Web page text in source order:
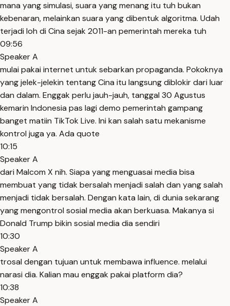
mana yang simulasi, suara yang menang itu tuh bukan
kebenaran, melainkan suara yang dibentuk algoritma. Udah
terjadi loh di Cina sejak 2011-an pemerintah mereka tuh
09:56
Speaker A
mulai pakai internet untuk sebarkan propaganda. Pokoknya
yang jelek-jelekin tentang Cina itu langsung diblokir dari luar
dan dalam. Enggak perlu jauh-jauh, tanggal 30 Agustus
kemarin Indonesia pas lagi demo pemerintah gampang
banget matiin TikTok Live. Ini kan salah satu mekanisme
kontrol juga ya. Ada quote
10:15
Speaker A
dari Malcom X nih. Siapa yang menguasai media bisa
membuat yang tidak bersalah menjadi salah dan yang salah
menjadi tidak bersalah. Dengan kata lain, di dunia sekarang
yang mengontrol sosial media akan berkuasa. Makanya si
Donald Trump bikin sosial media dia sendiri
10:30
Speaker A
trosal dengan tujuan untuk membawa influence. melalui
narasi dia. Kalian mau enggak pakai platform dia?
10:38
Speaker A